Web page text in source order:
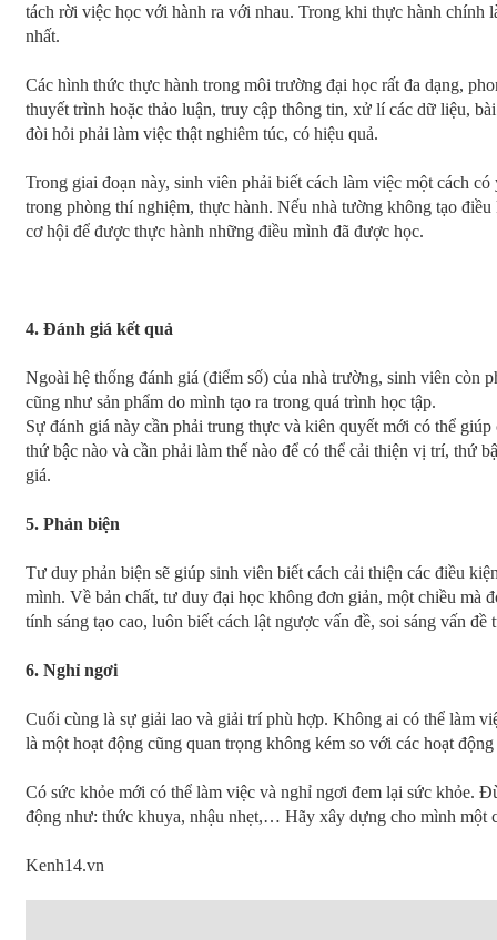
tách rời việc học với hành ra với nhau. Trong khi thực hành chính
nhất.
Các hình thức thực hành trong môi trường đại học rất đa dạng,
thuyết trình hoặc thảo luận, truy cập thông tin, xử lí các dữ liệu,
đòi hỏi phải làm việc thật nghiêm túc, có hiệu quả.
Trong giai đoạn này, sinh viên phải biết cách làm việc một cách
trong phòng thí nghiệm, thực hành. Nếu nhà tường không tạo
cơ hội để được thực hành những điều mình đã được học.
4. Đánh giá kết quả
Ngoài hệ thống đánh giá (điểm số) của nhà trường, sinh viên còn
cũng như sản phẩm do mình tạo ra trong quá trình học tập.
Sự đánh giá này cần phải trung thực và kiên quyết mới có thể
thứ bậc nào và cần phải làm thế nào để có thể cải thiện vị trí, thứ
giá.
5. Phản biện
Tư duy phản biện sẽ giúp sinh viên biết cách cải thiện các điều
mình. Về bản chất, tư duy đại học không đơn giản, một chiều mà
tính sáng tạo cao, luôn biết cách lật ngược vấn đề, soi sáng vấn
6. Nghỉ ngơi
Cuối cùng là sự giải lao và giải trí phù hợp. Không ai có thể làm
là một hoạt động cũng quan trọng không kém so với các hoạt
Có sức khỏe mới có thể làm việc và nghỉ ngơi đem lại sức khỏe.
động như: thức khuya, nhậu nhẹt,… Hãy xây dựng cho mình một
Kenh14.vn